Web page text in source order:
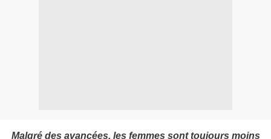
Malgré des avancées, les femmes sont toujours moins